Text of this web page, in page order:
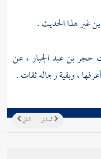
غير هذا الحديث .
حجر بن عبد الجبار، عن
، وبقية رجاله ثقات .
التالي السابق